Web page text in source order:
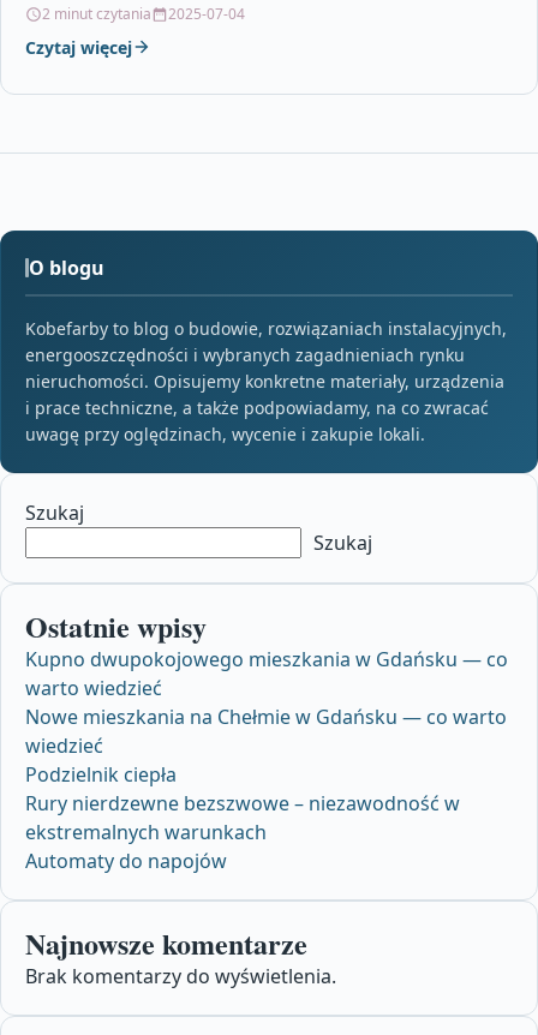
2 minut czytania 2025-07-04
Czytaj więcej
O blogu
Kobefarby to blog o budowie, rozwiązaniach instalacyjnych,
energooszczędności i wybranych zagadnieniach rynku
nieruchomości. Opisujemy konkretne materiały, urządzenia
i prace techniczne, a także podpowiadamy, na co zwracać
uwagę przy oględzinach, wycenie i zakupie lokali.
Szukaj
Szukaj
Ostatnie wpisy
Kupno dwupokojowego mieszkania w Gdańsku — co
warto wiedzieć
Nowe mieszkania na Chełmie w Gdańsku — co warto
wiedzieć
Podzielnik ciepła
Rury nierdzewne bezszwowe – niezawodność w
ekstremalnych warunkach
Automaty do napojów
Najnowsze komentarze
Brak komentarzy do wyświetlenia.